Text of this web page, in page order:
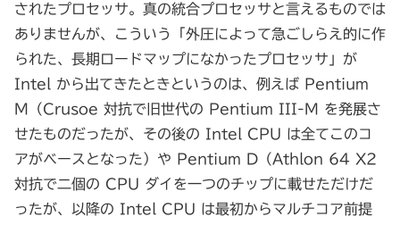
されたプロセッサ。真の統合プロセッサと言えるものでは
ありませんが、こういう「外圧によって急ごしらえ的に作
られた、長期ロードマップになかったプロセッサ」が
Intel から出てきたときというのは、例えば Pentium
M（Crusoe 対抗で旧世代の Pentium III-M を発展さ
せたものだったが、その後の Intel CPU は全てこのコ
アがベースとなった）や Pentium D（Athlon 64 X2
対抗で二個の CPU ダイを一つのチップに載せただけだ
ったが、以降の Intel CPU は最初からマルチコア前提